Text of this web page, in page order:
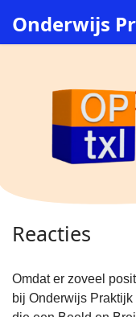
Onderwijs
Reacties
Omdat er zoveel
bij Onderwijs